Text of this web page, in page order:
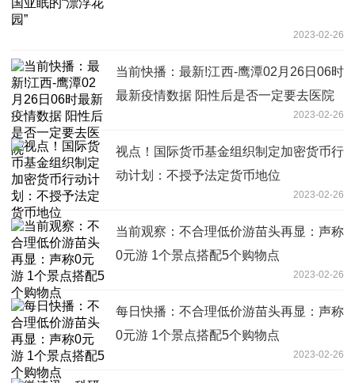
2023-02-26
当前快播：最新!江西-鹰潭02月26日06时
最新疫情数据 阳性后是否一定要去医院
2023-02-26
视点！国际货币基金组织制定加密货币行
动计划：不授予法定货币地位
2023-02-26
当前观察：不合理低价游苗头再显：声称
0元游 1个景点搭配5个购物点
2023-02-26
每日快播：不合理低价游苗头再显：声称
0元游 1个景点搭配5个购物点
2023-02-26